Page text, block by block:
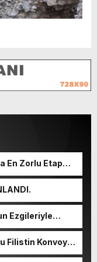
En Zorlu Etap
Ezgileriyle
Filistin Konvoyu,